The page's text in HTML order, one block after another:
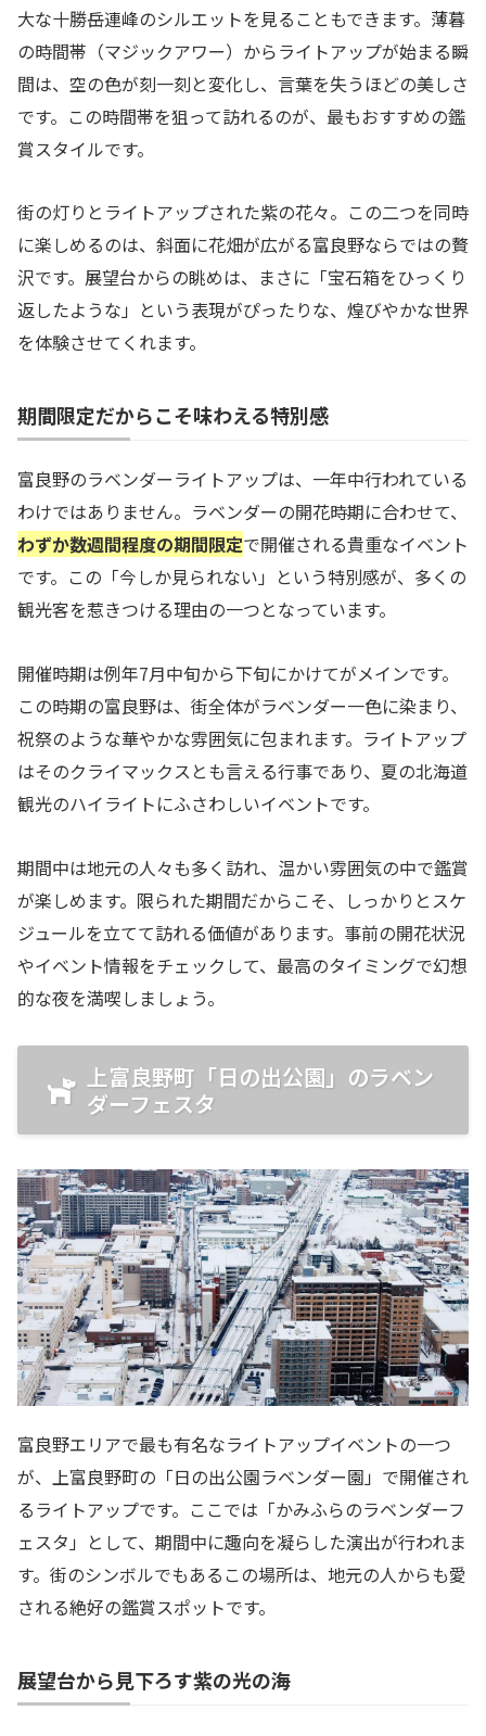
大な十勝岳連峰のシルエットを見ることもできます。薄暮
の時間帯（マジックアワー）からライトアップが始まる瞬
間は、空の色が刻一刻と変化し、言葉を失うほどの美しさ
です。この時間帯を狙って訪れるのが、最もおすすめの鑑
賞スタイルです。
街の灯りとライトアップされた紫の花々。この二つを同時
に楽しめるのは、斜面に花畑が広がる富良野ならではの贅
沢です。展望台からの眺めは、まさに「宝石箱をひっくり
返したような」という表現がぴったりな、煌びやかな世界
を体験させてくれます。
期間限定だからこそ味わえる特別感
富良野のラベンダーライトアップは、一年中行われている
わけではありません。ラベンダーの開花時期に合わせて、
わずか数週間程度の期間限定で開催される貴重なイベント
です。この「今しか見られない」という特別感が、多くの
観光客を惹きつける理由の一つとなっています。
開催時期は例年7月中旬から下旬にかけてがメインです。
この時期の富良野は、街全体がラベンダー一色に染まり、
祝祭のような華やかな雰囲気に包まれます。ライトアップ
はそのクライマックスとも言える行事であり、夏の北海道
観光のハイライトにふさわしいイベントです。
期間中は地元の人々も多く訪れ、温かい雰囲気の中で鑑賞
が楽しめます。限られた期間だからこそ、しっかりとスケ
ジュールを立てて訪れる価値があります。事前の開花状況
やイベント情報をチェックして、最高のタイミングで幻想
的な夜を満喫しましょう。
上富良野町「日の出公園」のラベン
ダーフェスタ
富良野エリアで最も有名なライトアップイベントの一つ
が、上富良野町の「日の出公園ラベンダー園」で開催され
るライトアップです。ここでは「かみふらのラベンダーフ
ェスタ」として、期間中に趣向を凝らした演出が行われま
す。街のシンボルでもあるこの場所は、地元の人からも愛
される絶好の鑑賞スポットです。
展望台から見下ろす紫の光の海